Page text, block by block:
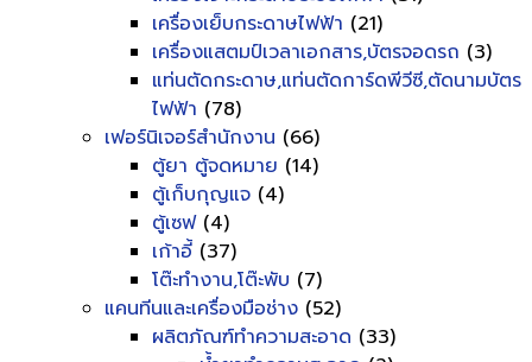
เครื่องเย็บกระดาษไฟฟ้า (21)
เครื่องแสตมป์เวลาเอกสาร,บัตรจอดรถ (3)
แท่นตัดกระดาษ,แท่นตัดการ์ดพีวีซี,ตัดนามบัตร
ไฟฟ้า (78)
เฟอร์นิเจอร์สำนักงาน (66)
ตู้ยา ตู้จดหมาย (14)
ตู้เก็บกุญแจ (4)
ตู้เซฟ(4)
เก้าอี้ (37)
โต๊ะทำงาน,โต๊ะพับ (7)
แคนทีนและเครื่องมือช่าง (52)
ผลิตภัณฑ์ทำความสะอาด (33)